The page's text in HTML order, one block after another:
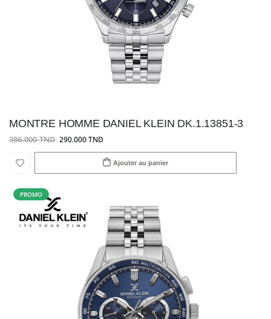
MONTRE HOMME DANIEL KLEIN DK.1.13851-3
386.000 TND 290.000 TND
Ajouter au panier
PROMO